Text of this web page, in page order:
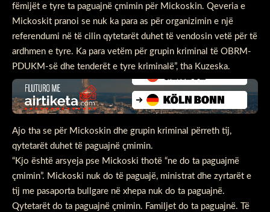
fëmijët e tyre ta paguajnë çmimin për Mickoskin. Qeveria e
Mickoskit pranoi se nuk ka para as për organizimin e një
referendumi në të cilin qytetarët duhet të vendosin vetë për të
ardhmen e tyre. Ka para vetëm për grupin kriminal të OBRM-
PDUKM-së dhe tenderët e tyre kriminalë”, tha Kuzeska.
Ajo tha se për Mickoskin dhe grupin kriminal përreth tij,
qytetarët duhet të paguajnë çmimin.
“Kjo është arsyeja pse Mickoski thotë “ne do ta paguajmë
çmimin”. Mickoski nuk do të paguajë, ministrat dhe zyrtarët e
tij me pasaporta bullgare në xhepa nuk do ta paguajnë.
Qytetarët do ta paguajnë çmimin. Familjet do ta paguajnë. Të